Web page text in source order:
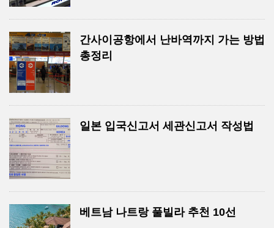
간사이공항에서 난바역까지 가는 방법
총정리
일본 입국신고서 세관신고서 작성법
베트남 나트랑 풀빌라 추천 10선